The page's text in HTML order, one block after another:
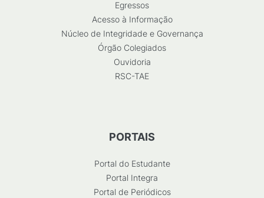
Egressos
Acesso à Informação
Núcleo de Integridade e Governança
Órgão Colegiados
Ouvidoria
RSC-TAE
PORTAIS
Portal do Estudante
Portal Integra
Portal de Periódicos